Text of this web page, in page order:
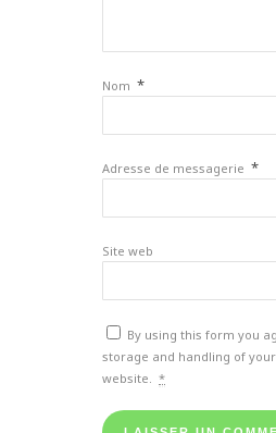
Nom *
Adresse de messagerie *
Site web
By using this form you
storage and handling of
website.
*